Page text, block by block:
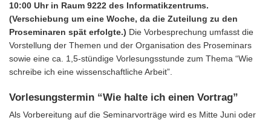
10:00 Uhr in Raum 9222 des Informatikzentrums.
(Verschiebung um eine Woche, da die Zuteilung zu den
Proseminaren spät erfolgte.) Die Vorbesprechung umfasst die
Vorstellung der Themen und der Organisation des Proseminars
sowie eine ca. 1,5-stündige Vorlesungsstunde zum Thema “Wie
schreibe ich eine wissenschaftliche Arbeit”.
Vorlesungstermin “Wie halte ich einen Vortrag”
Als Vorbereitung auf die Seminarvorträge wird es Mitte Juni oder